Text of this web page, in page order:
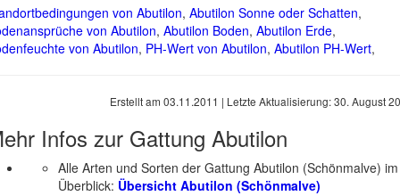
von Abutilon, Abutilon Sonne oder Schatten,
von Abutilon, Abutilon Boden, Abutilon Erde,
von Abutilon, PH-Wert von Abutilon, Abutilon PH-Wert,
Erstellt am 03.11.2011 | Letzte Aktualisierung:30. August
Infos zur Gattung Abutilon
Alle Arten und Sorten der Gattung Abutilon (Schönmalve) im
Überblick: Übersicht Abutilon (Schönmalve)